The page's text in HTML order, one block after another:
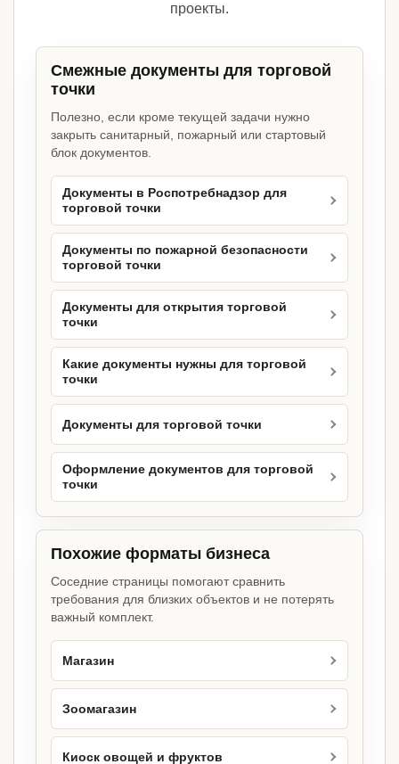
проекты.
Смежные документы для торговой
точки
Полезно, если кроме текущей задачи нужно
закрыть санитарный, пожарный или стартовый
блок документов.
Документы в Роспотребнадзор для
торговой точки
Документы по пожарной безопасности
торговой точки
Документы для открытия торговой
точки
Какие документы нужны для торговой
точки
Документы для торговой точки
Оформление документов для торговой
точки
Похожие форматы бизнеса
Соседние страницы помогают сравнить
требования для близких объектов и не потерять
важный комплект.
Магазин
Зоомагазин
Киоск овощей и фруктов